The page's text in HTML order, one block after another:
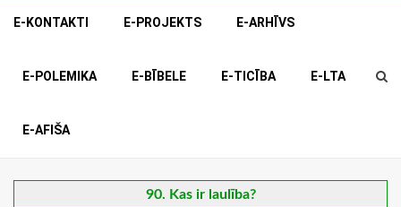
E-KONTAKTI E-PROJEKTS E-ARHĪVS
E-POLEMIKA E-BĪBELE E-TICĪBA E-LTA
E-AFIŠA
90. Kas ir laulība?